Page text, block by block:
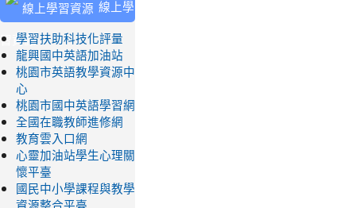
線上學
習資源
學習扶助科技化評量
龍興國中英語加油站
桃園市英語教學資源中
心
桃園市國中英語學習網
全國在職教師進修網
教育雲入口網
心靈加油站學生心理關
懷平臺
國民中小學課程與教學
資源整合平臺